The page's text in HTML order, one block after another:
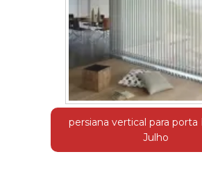
persiana vertical para porta
Julho